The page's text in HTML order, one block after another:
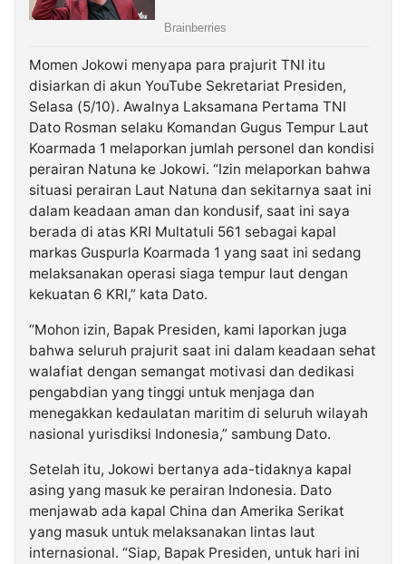
Momen Jokowi menyapa para prajurit TNI itu
disiarkan di akun YouTube Sekretariat Presiden,
Selasa (5/10). Awalnya Laksamana Pertama TNI
Dato Rosman selaku Komandan Gugus Tempur Laut
Koarmada 1 melaporkan jumlah personel dan kondisi
perairan Natuna ke Jokowi. “Izin melaporkan bahwa
situasi perairan Laut Natuna dan sekitarnya saat ini
dalam keadaan aman dan kondusif, saat ini saya
berada di atas KRI Multatuli 561 sebagai kapal
markas Guspurla Koarmada 1 yang saat ini sedang
melaksanakan operasi siaga tempur laut dengan
kekuatan 6 KRI,” kata Dato.
“Mohon izin, Bapak Presiden, kami laporkan juga
bahwa seluruh prajurit saat ini dalam keadaan sehat
walafiat dengan semangat motivasi dan dedikasi
pengabdian yang tinggi untuk menjaga dan
menegakkan kedaulatan maritim di seluruh wilayah
nasional yurisdiksi Indonesia,” sambung Dato.
Setelah itu, Jokowi bertanya ada-tidaknya kapal
asing yang masuk ke perairan Indonesia. Dato
menjawab ada kapal China dan Amerika Serikat
yang masuk untuk melaksanakan lintas laut
internasional. “Siap, Bapak Presiden, untuk hari ini